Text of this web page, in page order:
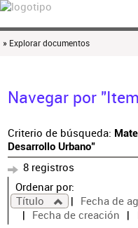
» Explorar documentos
Navegar por
Criterio de búsqueda:
Desarrollo Urbano"
8 registros
Ordenar por:
Título
Fecha de
Fecha de creación